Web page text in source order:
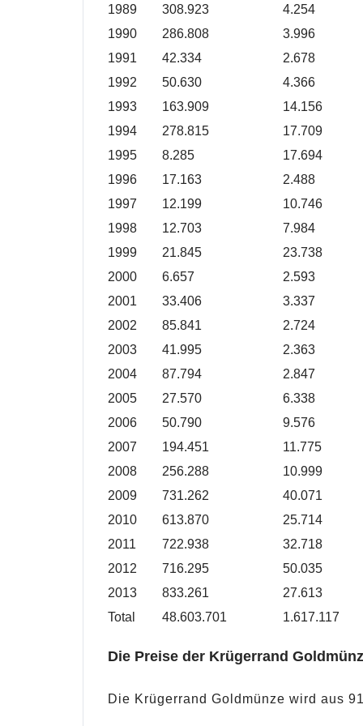
1989 308.923
4.254
1990
286.808
3.996
1991
42.334
2.678
1992
50.630
4.366
1993
163.909
14.156
1994
278.815
17.709
1995
8.285
17.694
1996
17.163
2.488
1997
12.199
10.746
1998
12.703
7.984
1999
21.845
23.738
2000
6.657
2.593
2001
33.406
3.337
2002
85.841
2.724
2003
41.995
2.363
2004
87.794
2.847
2005
27.570
6.338
2006
50.790
9.576
2007
194.451
11.775
2008
256.288
10.999
2009
731.262
40.071
2010
613.870
25.714
2011
722.938
32.718
2012
716.295
50.035
2013
833.261
27.613
Total
48.603.701 1.617.117
Die Preise der Krügerrand
Die Krügerrand Goldmünze wird aus